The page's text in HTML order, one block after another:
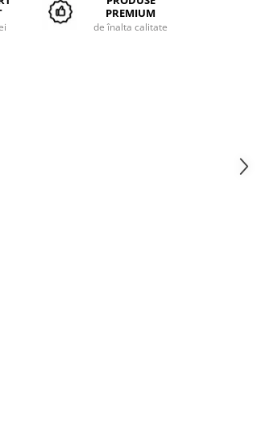
PREMIUM
de înalta calitate